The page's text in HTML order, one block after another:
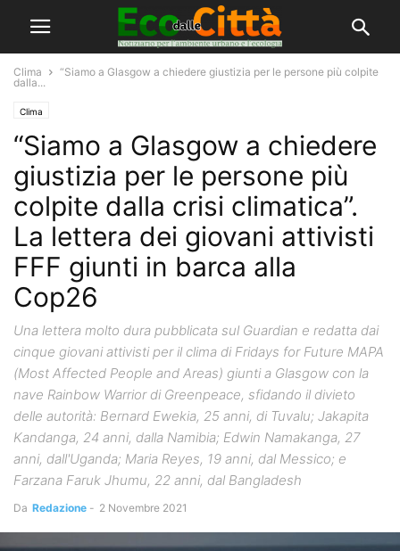
Clima
“Siamo a Glasgow a chiedere giustizia per le persone più colpite
dalla...
Clima
“Siamo a Glasgow a chiedere
giustizia per le persone più
colpite dalla crisi climatica”.
La lettera dei giovani attivisti
FFF giunti in barca alla
Cop26
Una lettera molto dura pubblicata sul Guardian e redatta dai
cinque giovani attivisti per il clima di Fridays for Future MAPA
(Most Affected People and Areas) giunti a Glasgow con la
nave Rainbow Warrior di Greenpeace, sfidando il divieto
delle autorità: Bernard Ewekia, 25 anni, di Tuvalu; Jakapita
Kandanga, 24 anni, dalla Namibia; Edwin Namakanga, 27
anni, dall'Uganda; Maria Reyes, 19 anni, dal Messico; e
Farzana Faruk Jhumu, 22 anni, dal Bangladesh
Da Redazione - 2 Novembre 2021